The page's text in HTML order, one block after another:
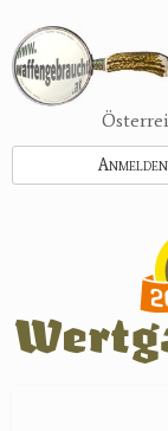
zum
Inhalt
Anmelden